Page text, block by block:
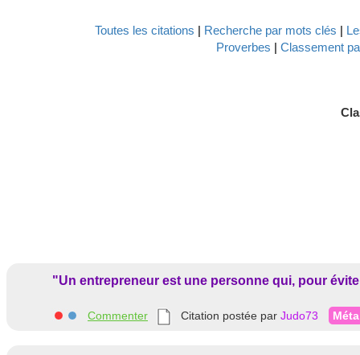
Toutes les citations | Recherche par mots clés |
Proverbes | Classement
"Un entrepreneur est une personne qui, pour
Commenter Citation postée par Judo73 Méta